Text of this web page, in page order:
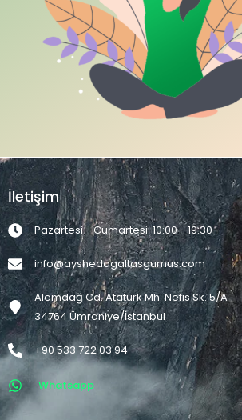
İletişim
Pazartesi - Cumartesi: 10:00 - 19:30
info@ayshedogaltasgumus.com
Alemdağ Cd. Atatürk Mh. Nefis Sk. 5/A
34764 Ümraniye/İstanbul
+90 533 722 03 94
Whatsapp